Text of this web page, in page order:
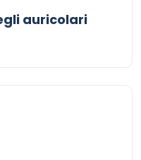
auricolari